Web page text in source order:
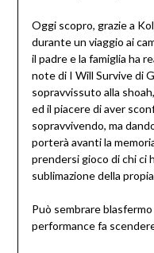
Oggi scopro, grazie a
durante un viaggio ai
il padre e la famiglia ha
note di I Will Survive di
sopravvissuto alla
ed il piacere di aver
sopravvivendo, ma
porterà avanti la
prendersi gioco di chi ci
sublimazione della
Può sembrare
performance fa